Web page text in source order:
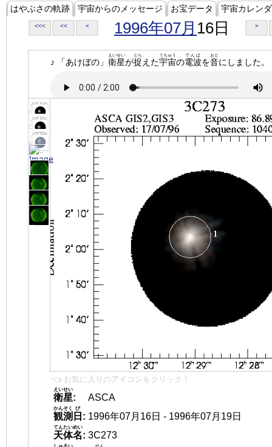
はやぶさの軌跡 宇宙からのメッセージ お宝データ 宇宙カレン
<<< << < 1996年07月 16日 >
♪ 「あけぼの」 衛星
えいせい
が捉
とら
えた宇宙
うちゅう
の電波
でんぱ
を音
おと
にしました。
👈 お気に入りのアイコンをクリック！
衛星
えいせい
:
ASCA
観測
かんそく
日
び
: 1996年07月16日 - 1996年07月19日
天体名
てんたいめい
: 3C273